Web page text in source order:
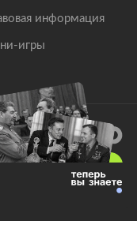
информация
игры